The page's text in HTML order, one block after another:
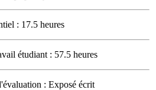
: 17.5 heures
étudiant : 57.5 heures
: Exposé écrit